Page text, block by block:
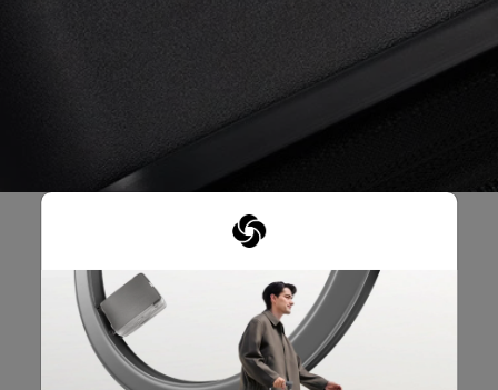
รีวิวผลิตภัณฑ์